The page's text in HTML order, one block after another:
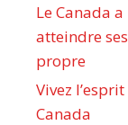
Le Canada
atteindre
propre
Vivez
Canada